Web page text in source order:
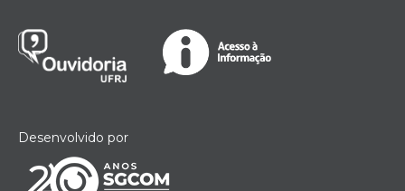
Desenvolvido por